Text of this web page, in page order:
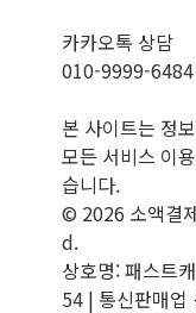
카카오톡 상담
010-9999-6484
본 사이트는 정
모든 서비스 이
습니다.
© 2026 소액결
d.
상호명: 패스트
54 | 통신판매업